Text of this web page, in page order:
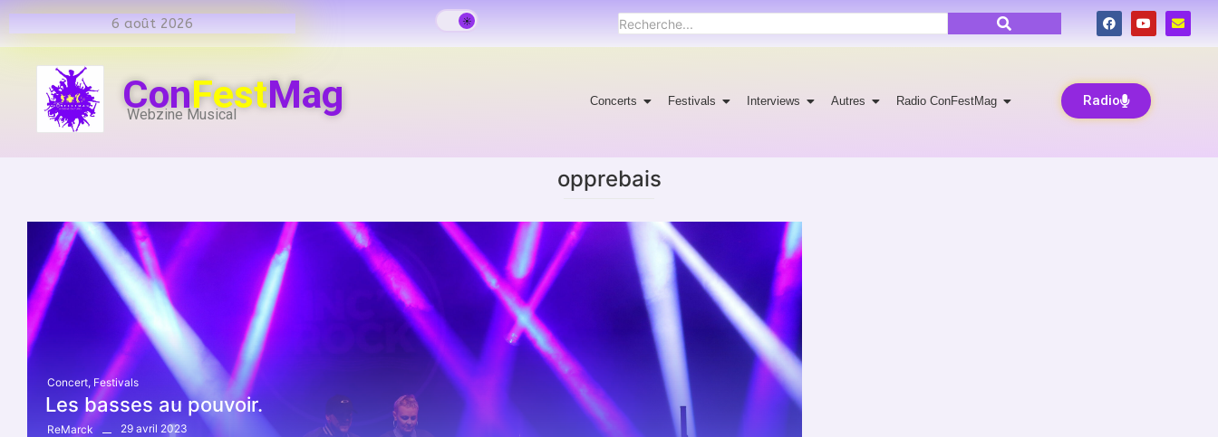
6 août 2026
ConFestMag
Webzine Musical
Concerts Festivals Interviews Autres Radio ConFestMag Radio
opprebais
Concert, Festivals
Les basses au pouvoir.
ReMarck 29 avril 2023